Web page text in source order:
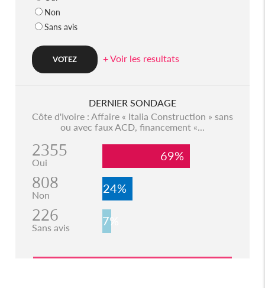
Non
Sans avis
+ Voir les resultats
DERNIER SONDAGE
Côte d'Ivoire : Affaire « Italia Construction » sans
ou avec faux ACD, financement «...
2355
Oui 69%
808
Non 24%
226
Sans avis 7%